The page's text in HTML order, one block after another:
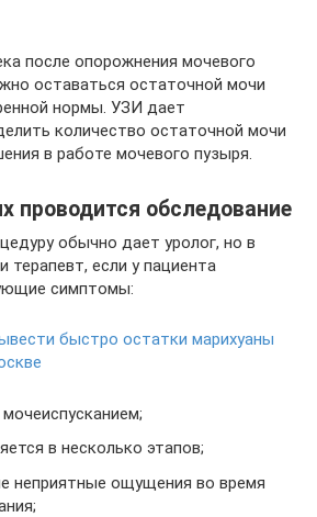
после опорожнения мочевого
оставаться остаточной мочи
нормы. УЗИ дает
количество остаточной мочи
в работе мочевого пузыря.
проводится обследование
обычно дает уролог, но в
терапевт, если у пациента
симптомы:
быстро остатки марихуаны
в несколько этапов;
неприятные ощущения во время